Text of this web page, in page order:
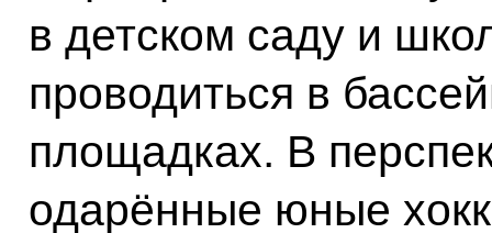
в детском саду и
проводиться в
площадках. В
одарённые юные